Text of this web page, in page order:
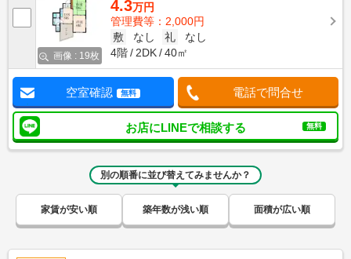
画像 : 19枚
4.3万円
管理費等：2,000円
敷
なし 礼
なし
4階
2DK 40㎡
空室確認 無料 電話で問合せ
お店にLINEで相談する 無料
別の順番に並び替えてみませんか？
家賃が安い順 築年数が浅い順 面積が広い順